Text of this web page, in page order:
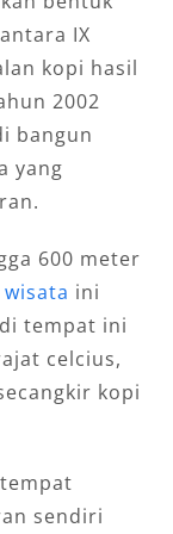
IX
kopi hasil
2002
bangun
yang
600 meter
ini
tempat ini
celcius,
kopi
sendiri